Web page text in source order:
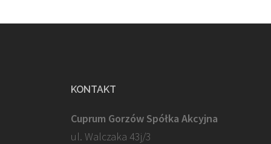
KONTAKT
Cuprum Gorzów Spółka Akcyjna
ul. Walczaka 43j/3